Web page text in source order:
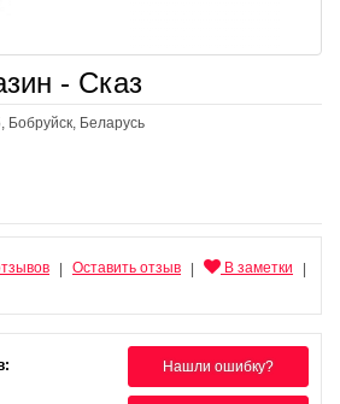
- Сказ
Бобруйск, Беларусь
Оставить отзыв В заметки
Нашли ошибку?